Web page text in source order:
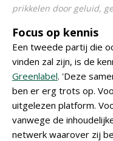
prikkelen door geluid,
Focus op kennis
Een tweede partij die
vinden zal zijn, is de
Greenlabel. 'Deze
ben er erg trots op.
uitgelezen platform.
vanwege de
netwerk waarover zij